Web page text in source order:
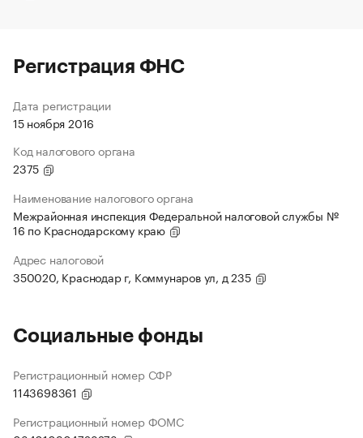
Регистрация ФНС
Дата регистрации
15 ноября 2016
Код налогового органа
2375
Наименование налогового органа
Межрайонная инспекция Федеральной налоговой службы №
16 по Краснодарскому краю
Адрес налоговой
350020, Краснодар г, Коммунаров ул, д 235
Социальные фонды
Регистрационный номер СФР
1143698361
Регистрационный номер ФОМС